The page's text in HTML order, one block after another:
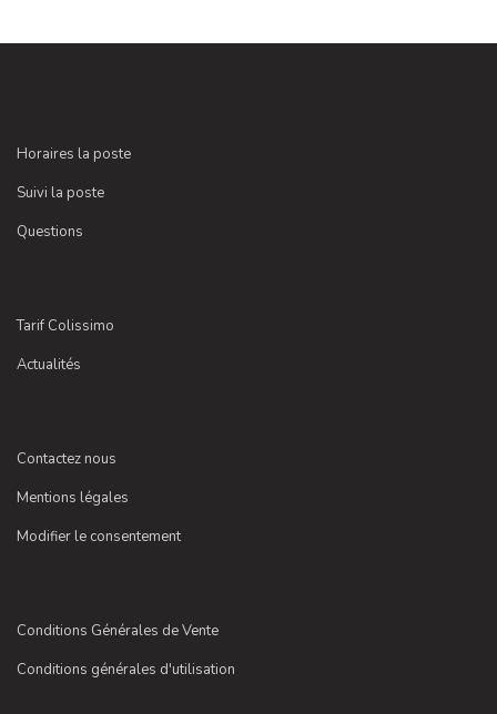
Horaires la poste
Suivi la poste
Questions
Tarif Colissimo
Actualités
Contactez nous
Mentions légales
Modifier le consentement
Conditions Générales de Vente
Conditions générales d'utilisation